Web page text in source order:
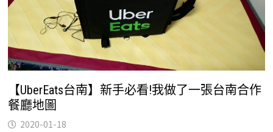
【UberEats台南】新手必看!我做了一張台南合作
餐廳地圖
2020-01-18